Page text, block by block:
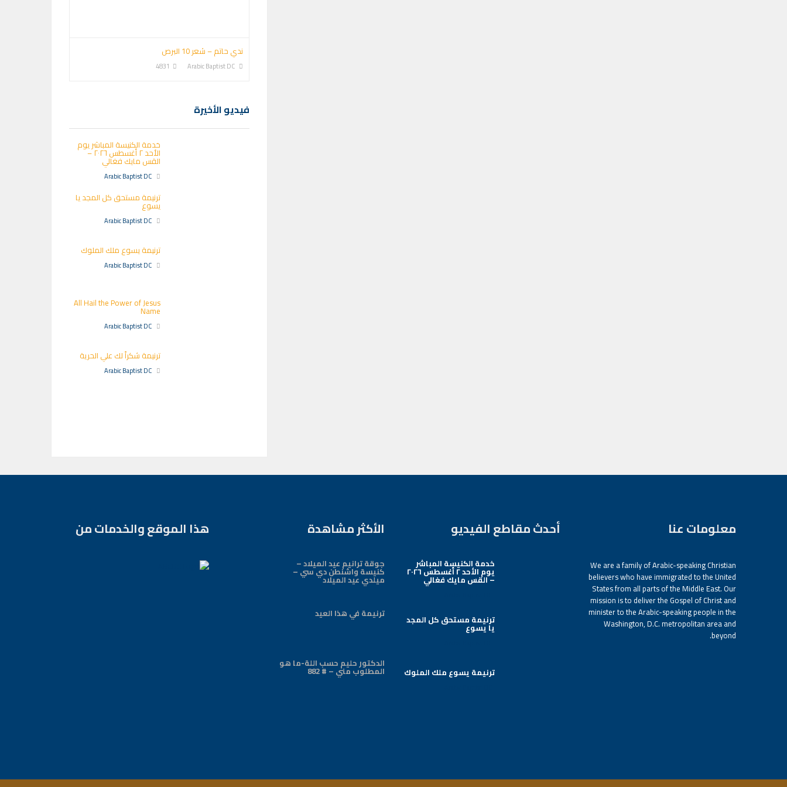
ندي حاتم – شعر 10 البرص
Arabic Baptist DC
4831
فيديو الأخيرة
خدمة الكنيسة المباشر يوم
الأحد ٢ أغسطس ٢٠٢٦ –
القس مايك فغالي
Arabic Baptist DC
ترنيمة مستحق كل المجد يا
يسوع
Arabic Baptist DC
ترنيمة يسوع ملك الملوك
Arabic Baptist DC
All Hail the Power of Jesus
Name
Arabic Baptist DC
ترنيمة شكراً لك علي الحرية
Arabic Baptist DC
معلومات عنا
We are a family of Arabic-speaking Christian
believers who have immigrated to the United
States from all parts of the Middle East. Our
mission is to deliver the Gospel of Christ and
minister to the Arabic-speaking people in the
Washington, D.C. metropolitan area and
beyond.
أحدث مقاطع الفيديو
خدمة الكنيسة المباشر
يوم الأحد ٢ أغسطس ٢٠٢٦
– القس مايك فغالي
ترنيمة مستحق كل المجد
يا يسوع
ترنيمة يسوع ملك الملوك
الأكثر مشاهدة
جوقة ترانيم عيد الميلاد –
كنيسة واشنطن دي سي –
ميلدي عيد الميلاد
ترنيمة في هذا العيد
الدكتور حليم حسب اللة-ما هو
المطلوب مني – # 882
هذا الموقع والخدمات من